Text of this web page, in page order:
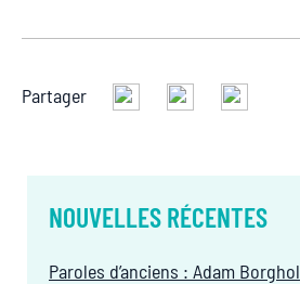
Partager
NOUVELLES RÉCENTES
Paroles d’anciens : Adam Borghol